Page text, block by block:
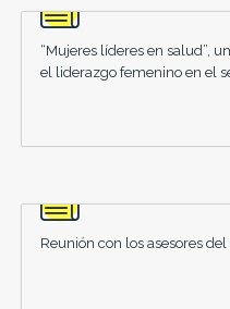
“Mujeres líderes en salud”,
el liderazgo femenino en el
Reunión con los asesores